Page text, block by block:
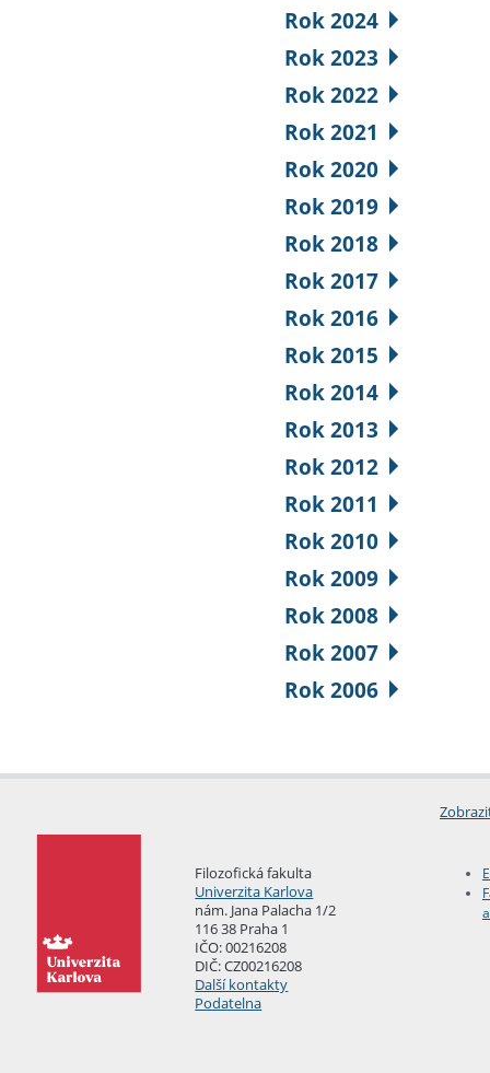
Rok 2024
Rok 2023
Rok 2022
Rok 2021
Rok 2020
Rok 2019
Rok 2018
Rok 2017
Rok 2016
Rok 2015
Rok 2014
Rok 2013
Rok 2012
Rok 2011
Rok 2010
Rok 2009
Rok 2008
Rok 2007
Rok 2006
Filozofická fakulta
Univerzita Karlova
nám. Jana Palacha 1/2
116 38 Praha 1
IČO: 00216208
DIČ: CZ00216208
Další kontakty
Podatelna